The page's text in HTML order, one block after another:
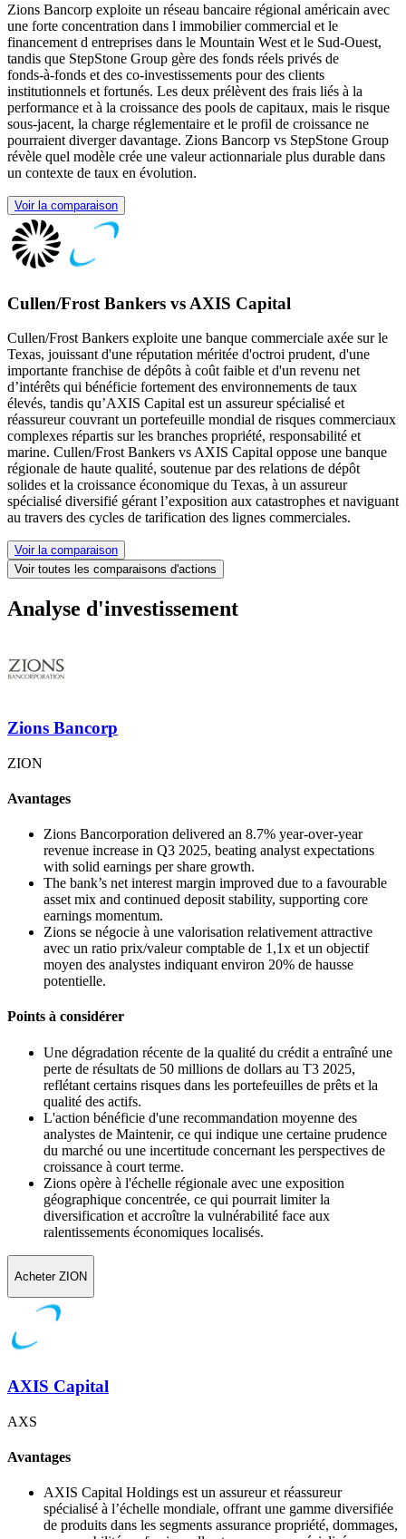
Zions Bancorp exploite un réseau bancaire régional américain avec
une forte concentration dans l immobilier commercial et le
financement d entreprises dans le Mountain West et le Sud-Ouest,
tandis que StepStone Group gère des fonds réels privés de
fonds‑à‑fonds et des co‑investissements pour des clients
institutionnels et fortunés. Les deux prélèvent des frais liés à la
performance et à la croissance des pools de capitaux, mais le risque
sous-jacent, la charge réglementaire et le profil de croissance ne
pourraient diverger davantage. Zions Bancorp vs StepStone Group
révèle quel modèle crée une valeur actionnariale plus durable dans
un contexte de taux en évolution.
Voir la comparaison
Cullen/Frost Bankers vs AXIS Capital
Cullen/Frost Bankers exploite une banque commerciale axée sur le
Texas, jouissant d'une réputation méritée d'octroi prudent, d'une
importante franchise de dépôts à coût faible et d'un revenu net
d’intérêts qui bénéficie fortement des environnements de taux
élevés, tandis qu’AXIS Capital est un assureur spécialisé et
réassureur couvrant un portefeuille mondial de risques commerciaux
complexes répartis sur les branches propriété, responsabilité et
marine. Cullen/Frost Bankers vs AXIS Capital oppose une banque
régionale de haute qualité, soutenue par des relations de dépôt
solides et la croissance économique du Texas, à un assureur
spécialisé diversifié gérant l’exposition aux catastrophes et naviguant
au travers des cycles de tarification des lignes commerciales.
Voir la comparaison
Voir toutes les comparaisons d'actions
Analyse d'investissement
Zions Bancorp
ZION
Avantages
Zions Bancorporation delivered an 8.7% year-over-year
revenue increase in Q3 2025, beating analyst expectations
with solid earnings per share growth.
The bank’s net interest margin improved due to a favourable
asset mix and continued deposit stability, supporting core
earnings momentum.
Zions se négocie à une valorisation relativement attractive
avec un ratio prix/valeur comptable de 1,1x et un objectif
moyen des analystes indiquant environ 20% de hausse
potentielle.
Points à considérer
Une dégradation récente de la qualité du crédit a entraîné une
perte de résultats de 50 millions de dollars au T3 2025,
reflétant certains risques dans les portefeuilles de prêts et la
qualité des actifs.
L'action bénéficie d'une recommandation moyenne des
analystes de Maintenir, ce qui indique une certaine prudence
du marché ou une incertitude concernant les perspectives de
croissance à court terme.
Zions opère à l'échelle régionale avec une exposition
géographique concentrée, ce qui pourrait limiter la
diversification et accroître la vulnérabilité face aux
ralentissements économiques localisés.
Acheter ZION
AXIS Capital
AXS
Avantages
AXIS Capital Holdings est un assureur et réassureur
spécialisé à l’échelle mondiale, offrant une gamme diversifiée
de produits dans les segments assurance propriété, dommages,